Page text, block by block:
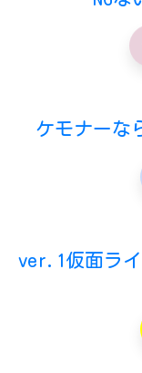
ケモナーな
ver.1仮面ラ